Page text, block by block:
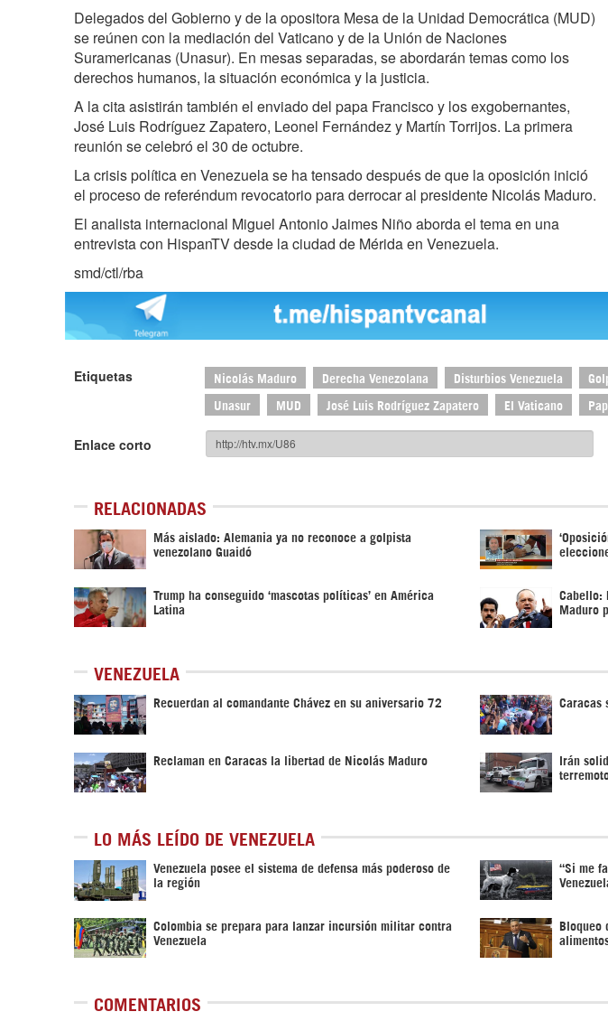
Delegados del Gobierno y de la opositora Mesa de la Unidad Democrática (MUD)
se reúnen con la mediación del Vaticano y de la Unión de Naciones
Suramericanas (Unasur). En mesas separadas, se abordarán temas como los
derechos humanos, la situación económica y la justicia.
A la cita asistirán también el enviado del papa Francisco y los exgobernantes,
José Luis Rodríguez Zapatero, Leonel Fernández y Martín Torrijos. La primera
reunión se celebró el 30 de octubre.
La crisis política en Venezuela se ha tensado después de que la oposición inició
el proceso de referéndum revocatorio para derrocar al presidente Nicolás Maduro.
El analista internacional Miguel Antonio Jaimes Niño aborda el tema en una
entrevista con HispanTV desde la ciudad de Mérida en Venezuela.
smd/ctl/rba
Etiquetas Nicolás Maduro Derecha Venezolana Disturbios Venezuela
Unasur MUD José Luis Rodríguez Zapatero El Vaticano
Enlace corto
RELACIONADAS
Más aislado: Alemania ya no reconoce a golpista
venezolano Guaidó
Trump ha conseguido ‘mascotas políticas’ en América
Latina
Cabello:
Maduro
VENEZUELA
Recuerdan al comandante Chávez en su aniversario 72 Caracas
Reclaman en Caracas la libertad de Nicolás Maduro Irán
LO MÁS LEÍDO DE VENEZUELA
Venezuela posee el sistema de defensa más poderoso de
la región
“Si me
Colombia se prepara para lanzar incursión militar contra
Venezuela
Bloqueo
COMENTARIOS